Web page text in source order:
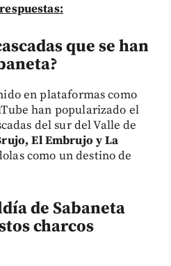
que se han
en plataformas como
han popularizado el
del sur del Valle de
El Embrujo y La
como un destino de
de Sabaneta
charcos